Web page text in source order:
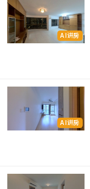
AI讲房
AI讲房